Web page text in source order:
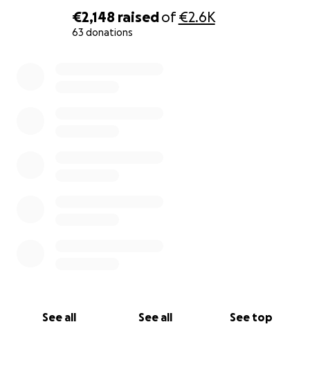
€2,148 raisedof€2.6K
63 donations
See all See all See top